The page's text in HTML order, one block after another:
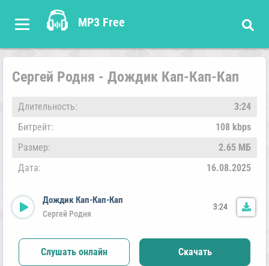
MP3 Free
Сергей Родня - Дождик Кап-Кап-Кап
Длительность:
3:24
Битрейт:
108 kbps
Размер:
2.65 МБ
Дата:
16.08.2025
Дождик Кап-Кап-Кап
Сергей Родня
3:24
Слушать онлайн Скачать